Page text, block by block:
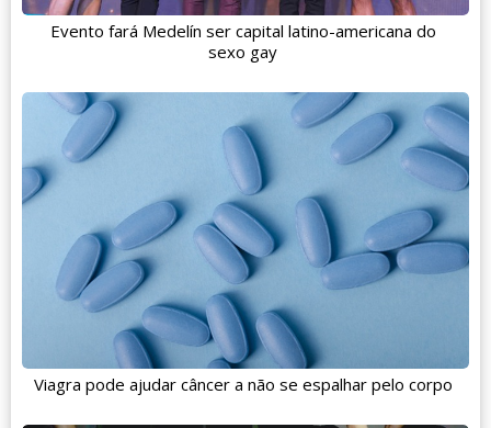
Evento fará Medelín ser capital latino-americana do
sexo gay
Viagra pode ajudar câncer a não se espalhar pelo corpo